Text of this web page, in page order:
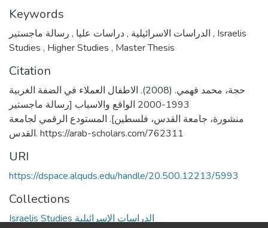
Keywords
الدراسات الاسرائيلية ,دراسات عليا , , Israelis
Studies , Higher Studies , Master Thesis
Citation
حجة، محمد فهمي. (2008). الاطفال العملاء في الضفة الغربية
1993-2000 الواقع والاسباب [رسالة ماجستير
منشورة، جامعة القدس، فلسطين]. المستودع الرقمي لجامعة
القدس. https://arab-scholars.com/762311
URI
https://dspace.alquds.edu/handle/20.500.12213/5993
Collections
Israelis Studies الدراسات الإسرائيلية